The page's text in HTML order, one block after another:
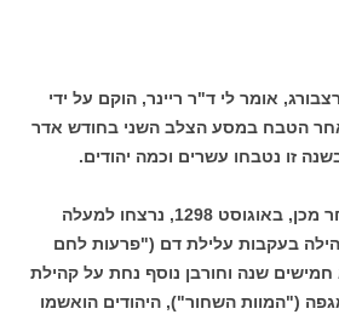
אומר לי ד"ר ריינר, הוקם על ידי
הטבח במסע הצלב השני בחודש אדר
מאה וחמישים שנה לאחר מכן, באוגוסט 1298, נרצחו למעלה
בעקבות עלילת דם ("פרעות לחם
שנה וחורבן נוסף נחת על קהילת
("המוות השחור"), היהודים הואשמו